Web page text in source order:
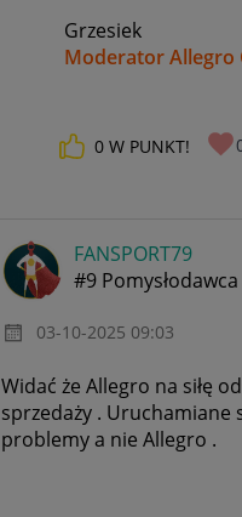
Grzesiek
Moderator Allegro
0 W PUNKT!
FANSPORT79
#9 Pomysłodawca
‎03-10-2025 09:03
Widać że Allegro na siłę
sprzedaży . Uruchamiane
problemy a nie Allegro .